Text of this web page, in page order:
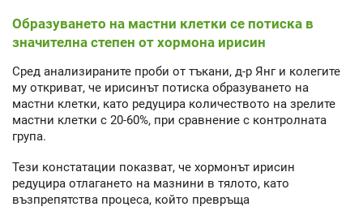
Образуването на мастни клетки се потиска в
значителна степен от хормона ирисин
Сред анализираните проби от тъкани, д-р Янг и колегите
му откриват, че ирисинът потиска образуването на
мастни клетки, като редуцира количеството на зрелите
мастни клетки с 20-60%, при сравнение с контролната
група.
Тези констатации показват, че хормонът ирисин
редуцира отлагането на мазнини в тялото, като
възпрепятства процеса, който превръща